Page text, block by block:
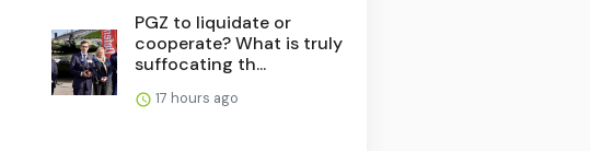
PGZ to liquidate or
cooperate? What is truly
suffocating th...
17 hours ago